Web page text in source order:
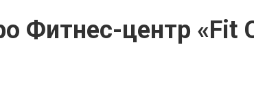
Фитнес-центр «Fit